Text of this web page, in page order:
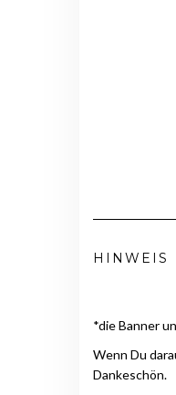
HINWEIS
*die Banner
Wenn Du
Dankeschön.